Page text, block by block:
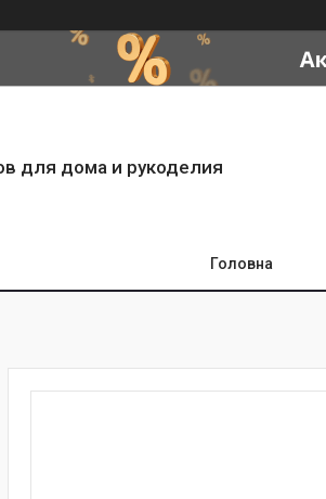
для дома и рукоделия
Головна